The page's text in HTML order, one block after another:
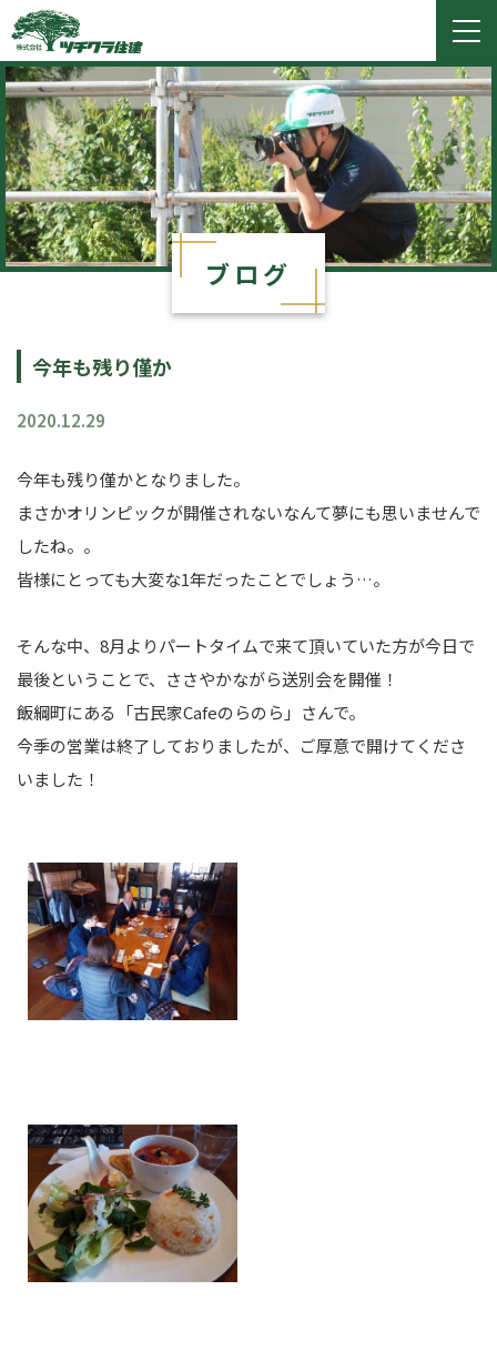
ブログ
今年も残り僅か
2020.12.29
今年も残り僅かとなりました。
まさかオリンピックが開催されないなんて夢にも思いませんで
したね。。
皆様にとっても大変な1年だったことでしょう…。
そんな中、8月よりパートタイムで来て頂いていた方が今日で
最後ということで、ささやかながら送別会を開催！
飯綱町にある「古民家Cafeのらのら」さんで。
今季の営業は終了しておりましたが、ご厚意で開けてくださ
いました！